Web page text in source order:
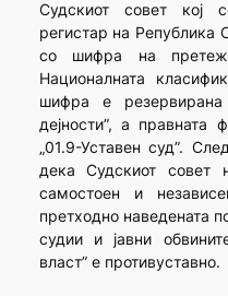
Судскиот совет кој
регистар на Република
со шифра на
Националната
шифра е
дејности”, а
„01.9-Уставен суд”.
дека Судскиот совет
самостоен и
претходно наведената
судии и јавни
власт” е противуставно.